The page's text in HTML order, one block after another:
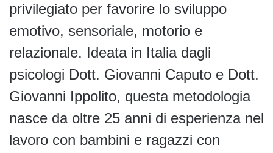
privilegiato per favorire lo sviluppo
emotivo, sensoriale, motorio e
relazionale. Ideata in Italia dagli
psicologi Dott. Giovanni Caputo e Dott.
Giovanni Ippolito, questa metodologia
nasce da oltre 25 anni di esperienza nel
lavoro con bambini e ragazzi con